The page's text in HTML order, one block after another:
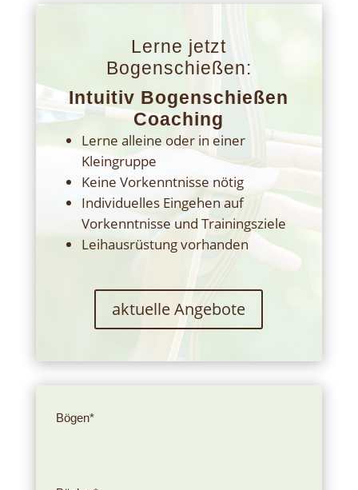
Lerne jetzt
Bogenschießen:
Intuitiv Bogenschießen
Coaching
Lerne alleine oder in einer
Kleingruppe
Keine Vorkenntnisse nötig
Individuelles Eingehen auf
Vorkenntnisse und Trainingsziele
Leihausrüstung vorhanden
aktuelle Angebote
Bögen*